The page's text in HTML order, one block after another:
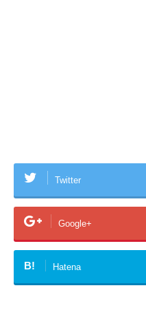
Twitter
Google+
B! Hatena